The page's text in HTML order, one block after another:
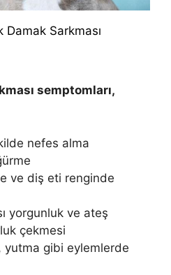
Damak Sarkması
semptomları,
nefes alma
ve diş eti renginde
yorgunluk ve ateş
çekmesi
yutma gibi eylemlerde